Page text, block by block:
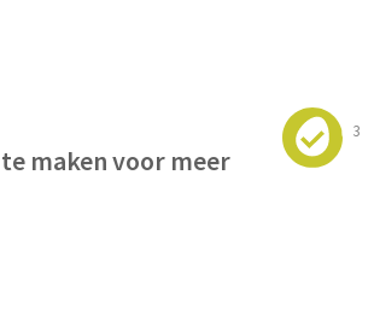
3
maken voor meer